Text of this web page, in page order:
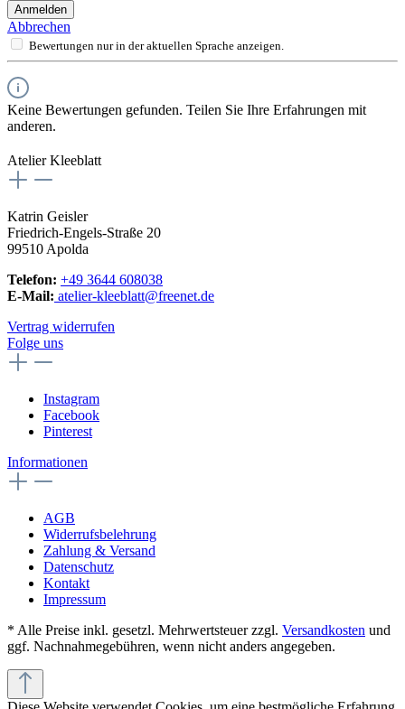
Anmelden
Abbrechen
Bewertungen nur in der aktuellen Sprache anzeigen.
Keine Bewertungen gefunden. Teilen Sie Ihre Erfahrungen mit
anderen.
Atelier Kleeblatt
Katrin Geisler
Friedrich-Engels-Straße 20
99510 Apolda
Telefon: +49 3644 608038
E-Mail: atelier-kleeblatt@freenet.de
Vertrag widerrufen
Folge uns
Instagram
Facebook
Pinterest
Informationen
AGB
Widerrufsbelehrung
Zahlung & Versand
Datenschutz
Kontakt
Impressum
* Alle Preise inkl. gesetzl. Mehrwertsteuer zzgl. Versandkosten und
ggf. Nachnahmegebühren, wenn nicht anders angegeben.